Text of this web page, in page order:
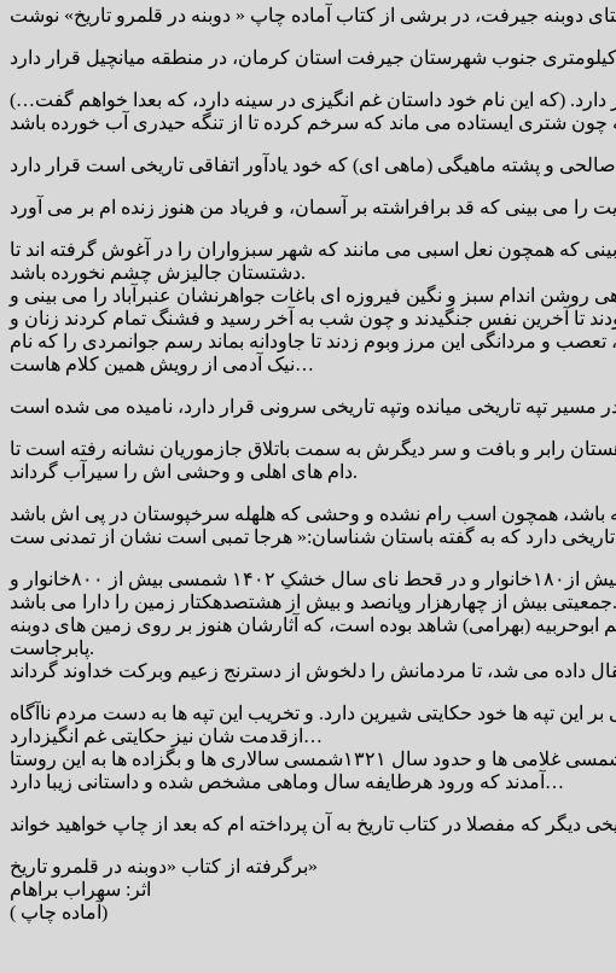
دارد. (که این نام خود داستان غم انگیزی در سینه دارد، که بعدا خواهم گفت…)
که همچون نعل اسبی می مانند که شهر سبزواران را در آغوش گرفته اند تا
دشتستان جالیزش چشم نخورده باشد.
اندام سبز و نگین فیروزه ای باغات جواهرنشان عنبرآباد را می بینی و
تا آخرین نفس جنگیدند و چون شب به آخر رسید و فشنگ تمام کردند زنان و
تعصب و مردانگی این مرز وبوم زدند تا جاودانه بماند رسم جوانمردی را که نام
نیک آدمی از رویش همین کلام هاست…
رابر و بافت و سر دیگرش به سمت باتلاق جازموریان نشانه رفته است تا
دام های اهلی و وحشی اش را سیرآب گرداند.
در سال برف ریزان تاریخی ۱۲۲۰شمسی درجیرفت زمین، روستای دوبنه ۱۲خانوار بوده اند و در برف ریزان سال۱۳۵۱ شمسی با بیش از۱۸۰خانوار و در قحط نای سال خشکِ ۱۴۰۲ شمسی بیش از ۸۰۰خانوار و
جمعیتی بیش از چهارهزار وپانصد و بیش از هشتصدهکتار زمین را دارا می باشد.
درقلعه های مستحکم ابوحربیه (بهرامی) شاهد بوده است، که آثارشان هنوز بر روی زمین های دوبنه
پابرجاست.
این تپه ها خود حکایتی شیرین دارد. و تخریب این تپه ها به دست مردم ناآگاه
ازقدمت شان نیز حکایتی غم انگیزدارد…
اولین ساکنان دوبنه رئیسی ها و بعد حوت ها و بعد آسیابرها و از مهرماه سال ۱۲۵۴شمسی ملائی ها و سال های حدود ۱۲۶۰شمسی غلامی ها و حدود سال ۱۳۲۱شمسی سالاری ها و بگزاده ها به این روستا
آمدند که ورود هرطایفه سال وماهی مشخص شده و داستانی زیبا دارد…
برگرفته از کتاب «دوبنه در قلمرو تاریخ»
اثر: سهراب براهام
( آماده چاپ)